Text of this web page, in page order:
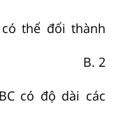
thể đổi thành
B. 2
có độ dài các